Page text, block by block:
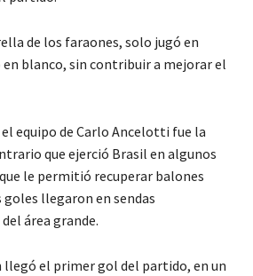
de los faraones, solo jugó en
en blanco, sin contribuir a mejorar el
equipo de Carlo Ancelotti fue la
que ejerció Brasil en algunos
le permitió recuperar balones
llegaron en sendas
área grande.
llegó el primer gol del partido, en un